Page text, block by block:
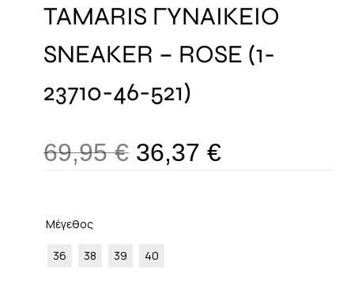
TAMARIS ΓΥΝΑΙΚΕΙΟ
SNEAKER – ROSE (1-
23710-46-521)
69,95€ 36,37 €
Μέγεθος
36 38 39 40